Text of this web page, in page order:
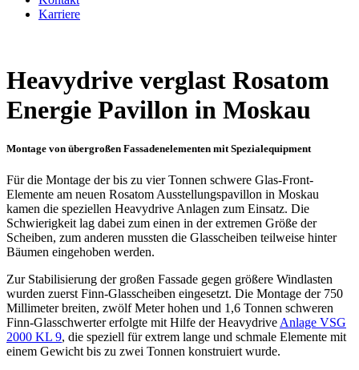
Karriere
Heavydrive verglast Rosatom
Energie Pavillon in Moskau
Montage von übergroßen Fassadenelementen mit Spezialequipment
Für die Montage der bis zu vier Tonnen schwere Glas-Front-
Elemente am neuen Rosatom Ausstellungspavillon in Moskau
kamen die speziellen Heavydrive Anlagen zum Einsatz. Die
Schwierigkeit lag dabei zum einen in der extremen Größe der
Scheiben, zum anderen mussten die Glasscheiben teilweise hinter
Bäumen eingehoben werden.
Zur Stabilisierung der großen Fassade gegen größere Windlasten
wurden zuerst Finn-Glasscheiben eingesetzt. Die Montage der 750
Millimeter breiten, zwölf Meter hohen und 1,6 Tonnen schweren
Finn-Glasschwerter erfolgte mit Hilfe der Heavydrive Anlage VSG
2000 KL 9, die speziell für extrem lange und schmale Elemente mit
einem Gewicht bis zu zwei Tonnen konstruiert wurde.